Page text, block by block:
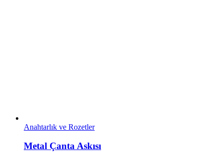
Anahtarlık ve Rozetler
Metal Çanta Askısı